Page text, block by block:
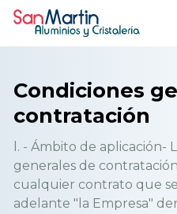
Condiciones
contratación
l. - Ámbito de aplicación-
generales de
cualquier contrato que
adelante "la Empresa"